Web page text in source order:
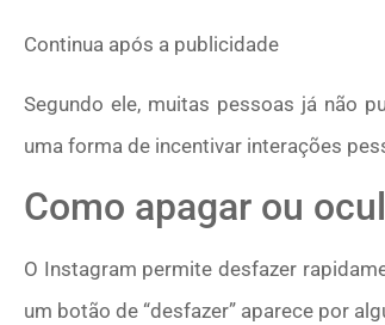
Continua após a publicidade
Segundo ele, muitas pessoas já não
uma forma de incentivar interações
Como apagar ou
O Instagram permite desfazer
um botão de “desfazer” aparece por